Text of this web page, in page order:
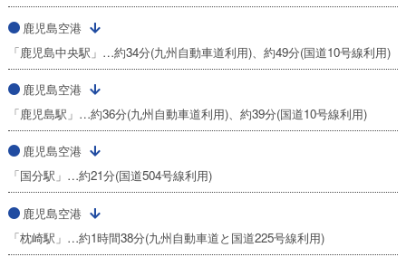
鹿児島空港
「鹿児島中央駅」…約34分(九州自動車道利用)、約49分(国道10号線利用)
鹿児島空港
「鹿児島駅」…約36分(九州自動車道利用)、約39分(国道10号線利用)
鹿児島空港
「国分駅」…約21分(国道504号線利用)
鹿児島空港
「枕崎駅」…約1時間38分(九州自動車道と国道225号線利用)